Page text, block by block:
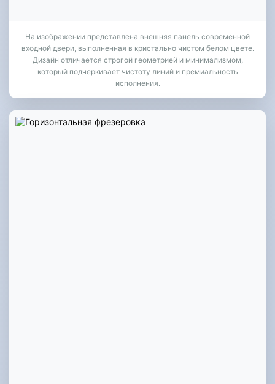
На изображении представлена внешняя панель современной
входной двери, выполненная в кристально чистом белом цвете.
Дизайн отличается строгой геометрией и минимализмом,
который подчеркивает чистоту линий и премиальность
исполнения.